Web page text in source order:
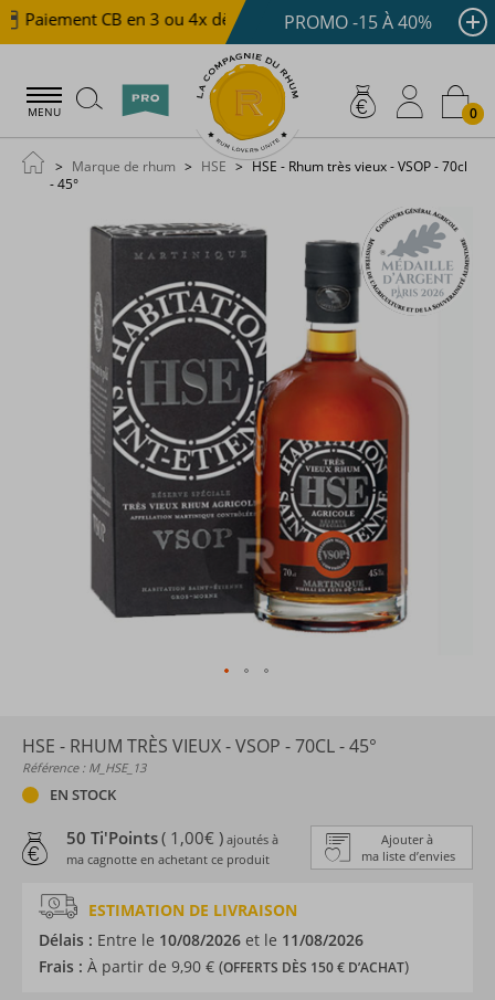
Paiement CB en 3 ou 4x dès 100 € Livraison offerte
PROMO -15 À 40%
MENU 0
Marque de rhum HSE
HSE - Rhum très vieux - VSOP - 70cl
- 45°
HSE - RHUM TRÈS VIEUX - VSOP - 70CL - 45°
Référence : M_HSE_13
EN STOCK
Ajouter à
ma liste d’envies
50 Ti'Points( 1,00€ ) ajoutés à
ma cagnotte en achetant ce produit
ESTIMATION DE LIVRAISON
Délais : Entre le 10/08/2026 et le 11/08/2026
Frais : À partir de 9,90 € (OFFERTS DÈS 150 € D’ACHAT)